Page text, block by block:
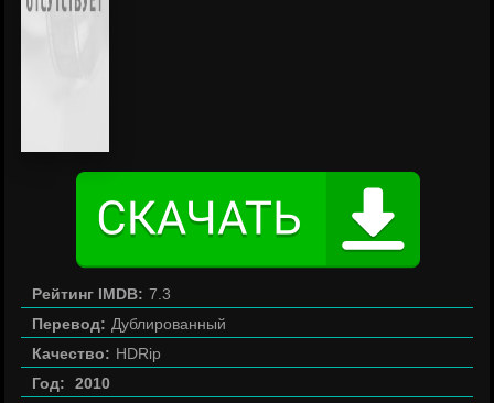
Рейтинг IMDB: 7.3
Перевод: Дублированный
Качество: HDRip
Год:
2010